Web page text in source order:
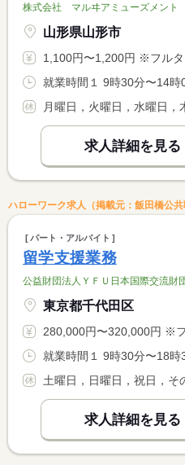
株式会社 マルヰアミューズメント
山形県山形市
1,100円〜1,200円 ※フルタイム求人の場合は月額（換
月曜日，火曜日，水曜日，
求人詳細を見る
ハローワーク求人（掲載元：飯田橋公共
パート・アルバイト
留学支援業務
公益財団法人ＹＦＵ日本国際交流財
東京都千代田区
280,000円〜320,000円 ※フルタイム求人の場合は月額（換
土曜日，日曜日，祝日，そ
求人詳細を見る